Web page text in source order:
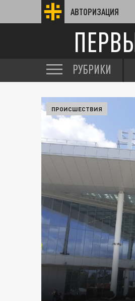
АВТОРИЗАЦИЯ
РУБРИКИ
ПРОИСШЕСТВИЯ